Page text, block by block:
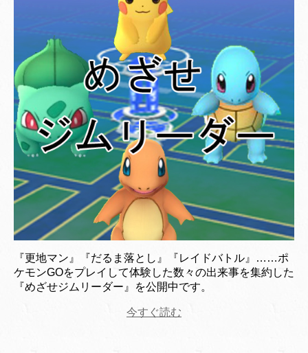
『更地マン』『だるま落とし』『レイドバトル』……ポ
ケモンGOをプレイして体験した数々の出来事を集約した
『めざせジムリーダー』を公開中です。
今すぐ読む